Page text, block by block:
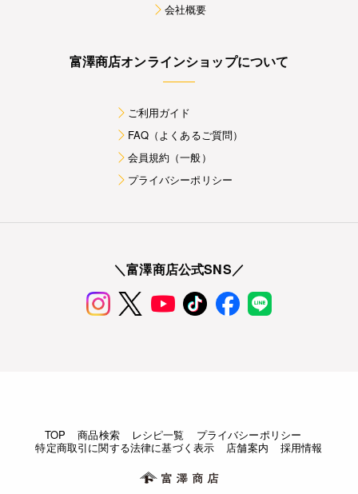
会社概要
富澤商店オンラインショップについて
ご利用ガイド
FAQ（よくあるご質問）
会員規約（一般）
プライバシーポリシー
＼富澤商店公式SNS／
TOP 商品検索 レシピ一覧
プライバシーポリシー
特定商取引に関する法律に基づく表示
店舗案内 採用情報